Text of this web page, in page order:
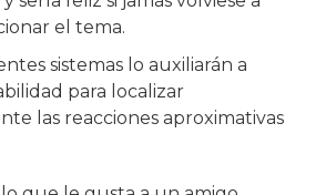
el tema.
sistemas lo auxiliarán a
para localizar
las reacciones aproximativas